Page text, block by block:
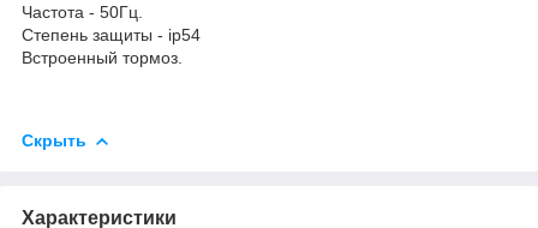
Частота - 50Гц.
Степень защиты - ip54
Встроенный тормоз.
Скрыть
Характеристики